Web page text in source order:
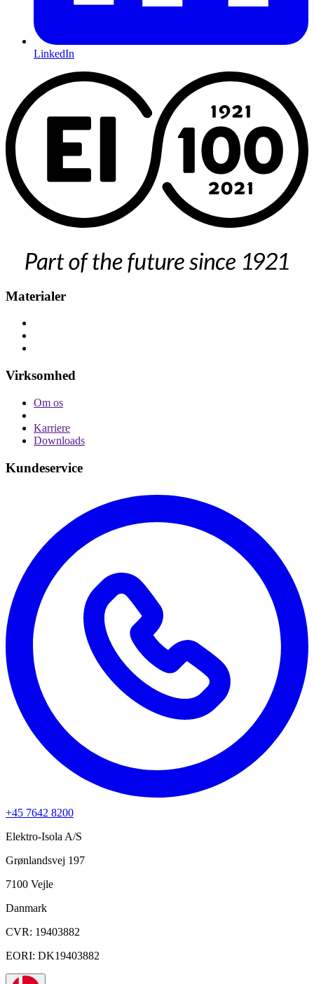
LinkedIn
Materialer
Virksomhed
Om os
Karriere
Downloads
Kundeservice
+45 7642 8200
Elektro-Isola A/S
Grønlandsvej 197
7100 Vejle
Danmark
CVR: 19403882
EORI: DK19403882